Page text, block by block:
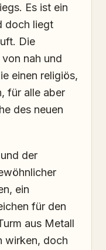
Es ist ein
doch liegt
Die
nah und
einen religiös,
für alle aber
des neuen
der
ein
für den
aus Metall
wirken, doch